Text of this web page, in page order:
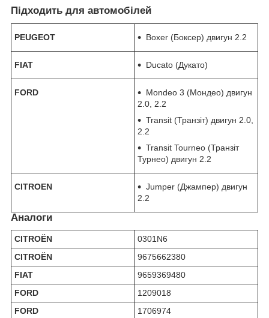
Підходить для автомобілей
PEUGEOT Boxer (Боксер) двигун 2.2
FIAT Ducato (Дукато)
FORD
Mondeo 3 (Мондео) двигун
2.0, 2.2
Transit (Транзіт) двигун 2.0,
2.2
Transit Tourneo (Транзіт
Турнео) двигун 2.2
CITROEN
Jumper (Джампер) двигун
2.2
Аналоги
CITROËN
0301N6
CITROËN
9675662380
FIAT
9659369480
FORD
1209018
FORD
1706974